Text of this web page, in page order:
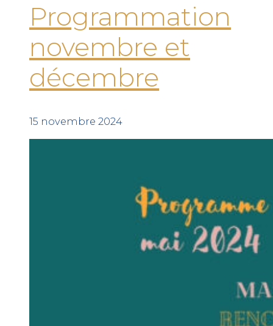
Programmation
novembre et
décembre
15 novembre 2024